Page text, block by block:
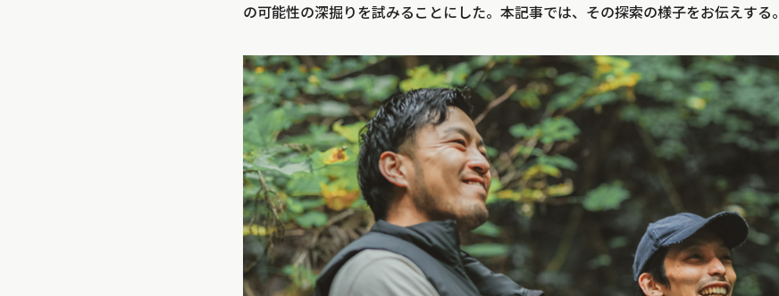
の可能性の深掘りを試みることにした。本記事では、その探索の様子をお伝えする。